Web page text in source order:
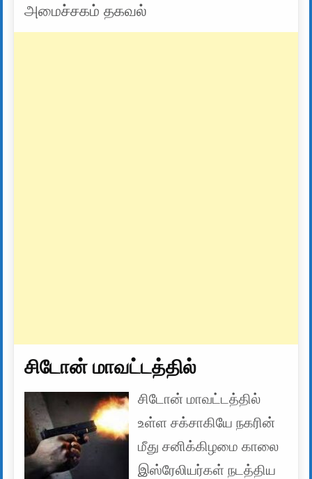
அமைச்சகம் தகவல்
சிடோன் மாவட்டத்தில்
சிடோன் மாவட்டத்தில்
உள்ள சக்சாகியே நகரின்
மீது சனிக்கிழமை காலை
இஸ்ரேலியர்கள் நடத்திய